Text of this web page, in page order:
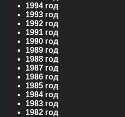
1994 год
1993 год
1992 год
1991 год
1990 год
1989 год
1988 год
1987 год
1986 год
1985 год
1984 год
1983 год
1982 год